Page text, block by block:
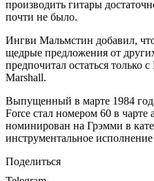
производить гитары
почти не было.
Ингви Мальмстин добавил,
щедрые предложения от
предпочитал остаться только
Marshall.
Выпущенный в марте 1984
Force стал номером 60 в
номинирован на Грэмми в
инструментальное исполнение
Поделиться